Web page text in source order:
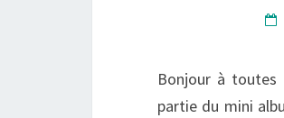
Bonjour à toutes
partie du mini